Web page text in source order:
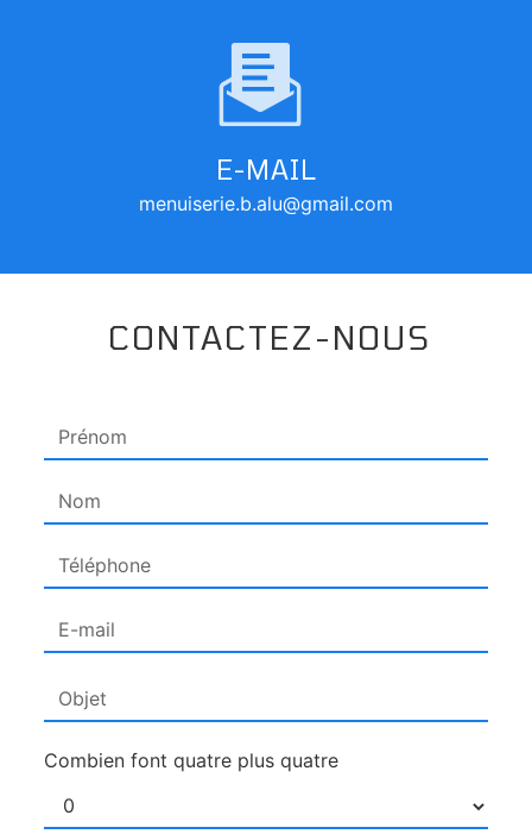
E-MAIL
menuiserie.b.alu@gmail.com
CONTACTEZ-NOUS
Combien font quatre plus quatre